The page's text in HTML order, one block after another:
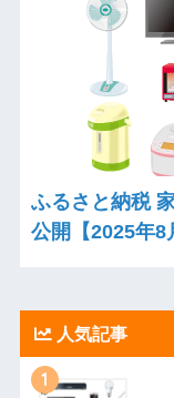
ふるさと納税
公開【2025年8
人気記事
1